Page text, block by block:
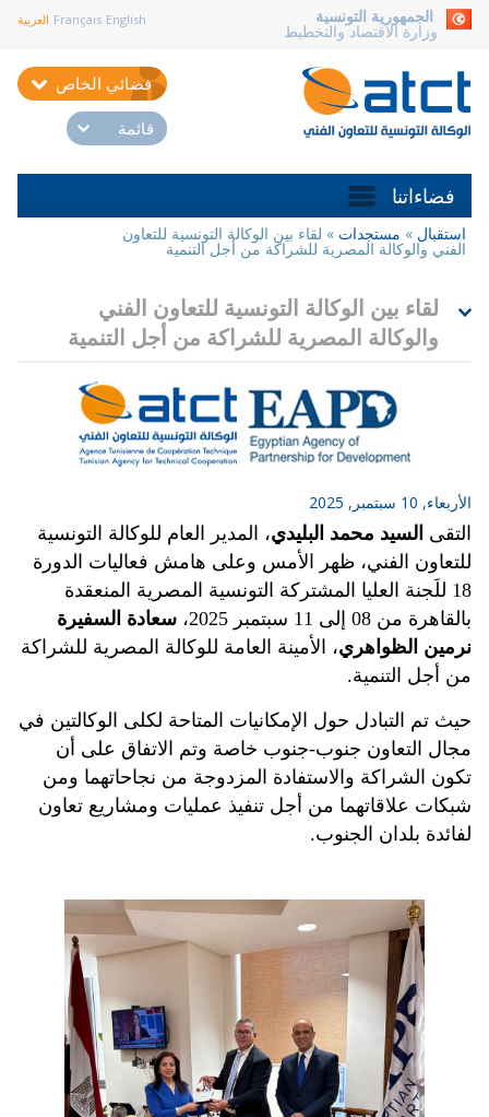
الجمهورية التونسية
وزارة الاقتصاد والتخطيط
Français English العربية
فضائي الخاص
قائمة
فضاءاتنا
أنت
هنا
استقبال » مستجدات » لقاء بين الوكالة التونسية للتعاون
الفني والوكالة المصرية للشراكة من أجل التنمية
لقاء بين الوكالة التونسية للتعاون الفني
والوكالة المصرية للشراكة من أجل التنمية
الأربعاء, 10 سبتمبر, 2025
التقى السيد محمد البليدي، المدير العام للوكالة التونسية
للتعاون الفني، ظهر الأمس وعلى هامش فعاليات الدورة
18 للَجنة العليا المشتركة التونسية المصرية المنعقدة
بالقاهرة من 08 إلى 11 سبتمبر 2025، سعادة السفيرة
نرمين الظواهري، الأمينة العامة للوكالة المصرية للشراكة
من أجل التنمية.
حيث تم التبادل حول الإمكانيات المتاحة لكلى الوكالتين في
مجال التعاون جنوب-جنوب خاصة وتم الاتفاق على أن
تكون الشراكة والاستفادة المزدوجة من نجاحاتهما ومن
شبكات علاقاتهما من أجل تنفيذ عمليات ومشاريع تعاون
لفائدة بلدان الجنوب.